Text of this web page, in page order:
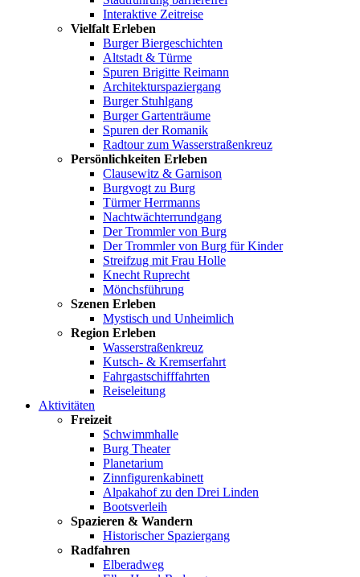
Interaktive Zeitreise
Vielfalt Erleben
Burger Biergeschichten
Altstadt & Türme
Spuren Brigitte Reimann
Architekturspaziergang
Burger Stuhlgang
Burger Gartenträume
Spuren der Romanik
Radtour zum Wasserstraßenkreuz
Persönlichkeiten Erleben
Clausewitz & Garnison
Burgvogt zu Burg
Türmer Herrmanns
Nachtwächterrundgang
Der Trommler von Burg
Der Trommler von Burg für Kinder
Streifzug mit Frau Holle
Knecht Ruprecht
Mönchsführung
Szenen Erleben
Mystisch und Unheimlich
Region Erleben
Wasserstraßenkreuz
Kutsch- & Kremserfahrt
Fahrgastschifffahrten
Reiseleitung
Aktivitäten
Freizeit
Schwimmhalle
Burg Theater
Planetarium
Zinnfigurenkabinett
Alpakahof zu den Drei Linden
Bootsverleih
Spazieren & Wandern
Historischer Spaziergang
Radfahren
Elberadweg